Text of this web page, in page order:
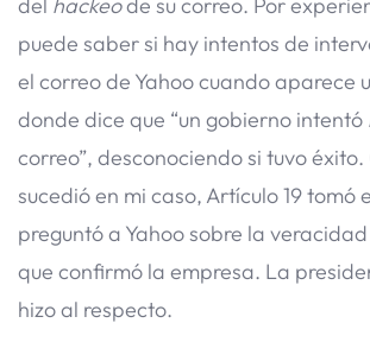
del hackeode su correo. Por
puede saber si hay intentos de
el correo de Yahoo cuando aparece
donde dice que “un gobierno intentó
correo”, desconociendo si tuvo
sucedió en mi caso, Artículo 19 tomó
preguntó a Yahoo sobre la
que confirmó la empresa. La
hizo al respecto.